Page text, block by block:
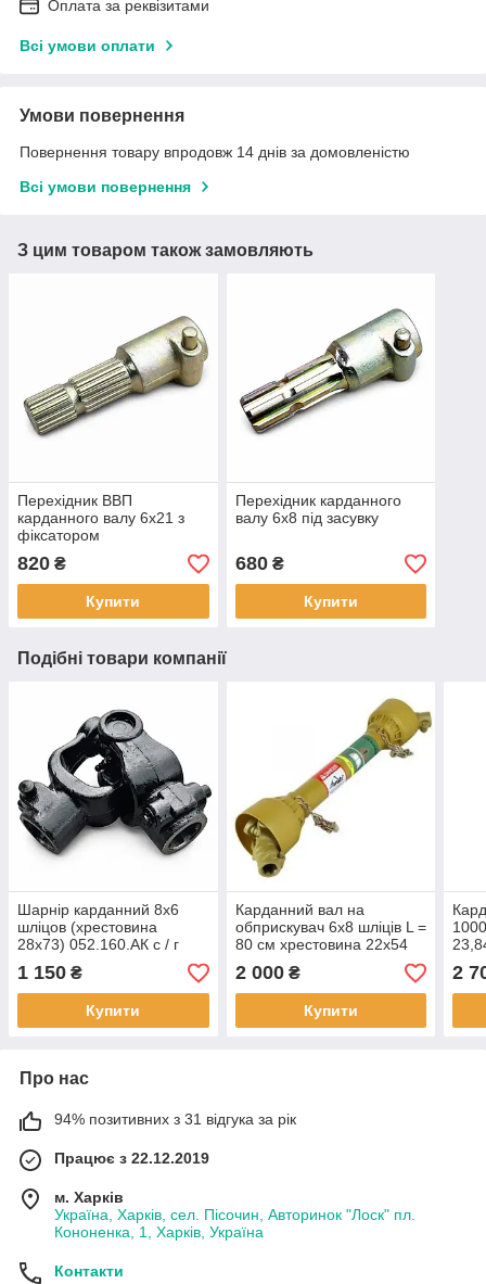
Оплата за реквізитами
Всі умови оплати
Умови повернення
Повернення товару впродовж 14 днів за домовленістю
Всі умови повернення
З цим товаром також замовляють
Перехідник ВВП
карданного валу 6х21 з
фіксатором
820 ₴
Купити
Перехідник карданного
валу 6х8 під засувку
680₴
Купити
Подібні товари компанії
Шарнір карданний 8х6
шліцов (хрестовина
28х73) 052.160.АК с / г
1 150 ₴
Купити
Карданний вал на
обприскувач 6х8 шліців L =
80 см хрестовина 22х54
2 000₴
Купити
2
Про нас
94% позитивних з 31 відгука за рік
Працює з 22.12.2019
м. Харків
Україна, Харків, сел. Пісочин, Авторинок "Лоск" пл.
Кононенка, 1, Харків, Україна
Контакти